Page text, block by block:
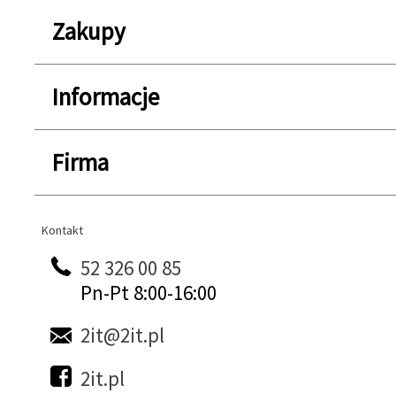
Zakupy
Informacje
Firma
Kontakt
Kontakt
52 326 00 85
Pn-Pt 8:00-16:00
2it@2it.pl
2it.pl